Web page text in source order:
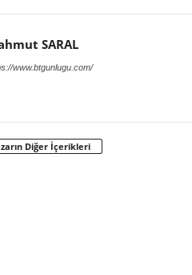
SARAL
www.btgunlugu.com/
Diğer İçerikleri